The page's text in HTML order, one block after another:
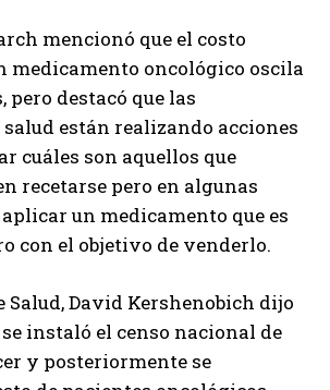
mencionó que el costo
medicamento oncológico oscila
pero destacó que las
están realizando acciones
cuáles son aquellos que
recetarse pero en algunas
aplicar un medicamento que es
con el objetivo de venderlo.
Salud, David Kershenobich dijo
instaló el censo nacional de
y posteriormente se